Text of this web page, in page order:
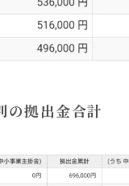
拠出金合計